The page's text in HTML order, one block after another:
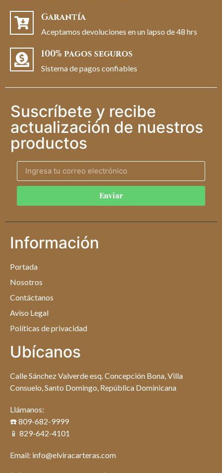
Garantía
Aceptamos devoluciones en un lapso de 48 hrs
100% pagos seguros
Sistema de pagos confiables
Suscríbete y recibe
actualización de nuestros
productos
Enviar
Información
Portada
Nosotros
Contáctanos
Aviso Legal
Políticas de privacidad
Ubícanos
Calle Sánchez Valverde esq. Concepción Bona, Villa
Consuelo, Santo Domingo, República Dominicana
Llámanos:
☎️ 809-682-9999
📱 829-642-4101
Email: info@elviracarteras.com